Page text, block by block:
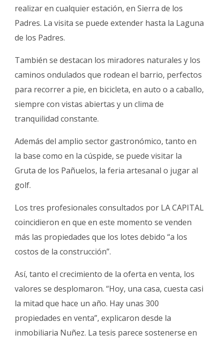
realizar en cualquier estación, en Sierra de los
Padres. La visita se puede extender hasta la Laguna
de los Padres.
También se destacan los miradores naturales y los
caminos ondulados que rodean el barrio, perfectos
para recorrer a pie, en bicicleta, en auto o a caballo,
siempre con vistas abiertas y un clima de
tranquilidad constante.
Además del amplio sector gastronómico, tanto en
la base como en la cúspide, se puede visitar la
Gruta de los Pañuelos, la feria artesanal o jugar al
golf.
Los tres profesionales consultados por LA CAPITAL
coincidieron en que en este momento se venden
más las propiedades que los lotes debido “a los
costos de la construcción”.
Así, tanto el crecimiento de la oferta en venta, los
valores se desplomaron. “Hoy, una casa, cuesta casi
la mitad que hace un año. Hay unas 300
propiedades en venta”, explicaron desde la
inmobiliaria Nuñez. La tesis parece sostenerse en